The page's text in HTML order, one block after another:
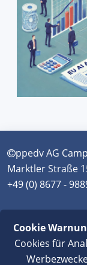
ppedv AG
Marktler Straße
+49 (0) 8677 -
Classroom
|
Cookie
Cookies für